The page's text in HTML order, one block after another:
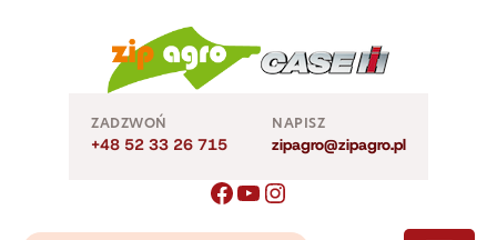
ZADZWOŃ
+48 52 33 26 715
NAPISZ
zipagro@zipagro.pl